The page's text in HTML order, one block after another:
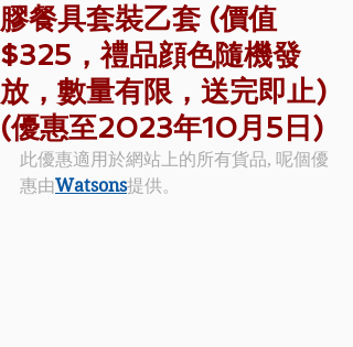
膠餐具套裝乙套 (價值
$325，禮品顔色隨機發
放，數量有限，送完即止)
(優惠至2023年10月5日)
此優惠適用於網站上的所有貨品, 呢個優
惠由Watsons提供。